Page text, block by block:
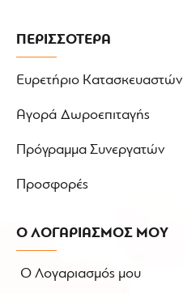
ΠΕΡΙΣΣΟΤΕΡΑ
Ευρετήριο Κατασκευαστών
Αγορά Δωροεπιταγής
Πρόγραμμα Συνεργατών
Προσφορές
Ο ΛΟΓΑΡΙΑΣΜΟΣ ΜΟΥ
Ο Λογαριασμός μου